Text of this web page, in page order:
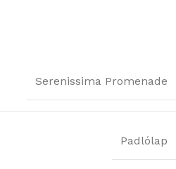
Serenissima Promenade
Padlólap